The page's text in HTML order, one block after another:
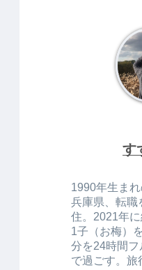
す
1990年生ま
兵庫県、転職
住。2021年
1子（お梅）
分を24時間
で過ごす。旅